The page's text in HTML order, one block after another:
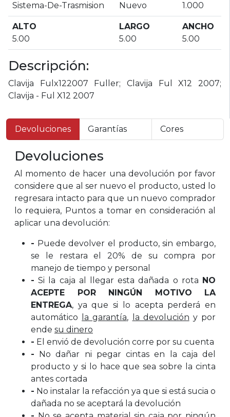
Sistema-De-Trasmision
Nuevo
1.000
ALTO
5.00
LARGO
5.00
ANCHO
5.00
Descripción:
Clavija Fulx122007 Fuller; Clavija Ful X12 2007;
Clavija - Ful X12 2007
Devoluciones Garantías Cores
Devoluciones
Al momento de hacer una devolución por favor
considere que al ser nuevo el producto, usted lo
regresara intacto para que un nuevo comprador
lo requiera, Puntos a tomar en consideración al
aplicar una devolución:
- Puede devolver el producto, sin embargo,
se le restara el 20% de su compra por
manejo de tiempo y personal
- Si la caja al llegar esta dañada o rota NO
ACEPTE POR NINGÚN MOTIVO LA
ENTREGA, ya que si lo acepta perderá en
automático
la garantía, la devolución y por
ende su dinero
- El envió de devolución corre por su cuenta
- No dañar ni pegar cintas en la caja del
producto y si lo hace que sea sobre la cinta
antes cortada
- No instalar la refacción ya que si está sucia o
dañada no se aceptará la devolución